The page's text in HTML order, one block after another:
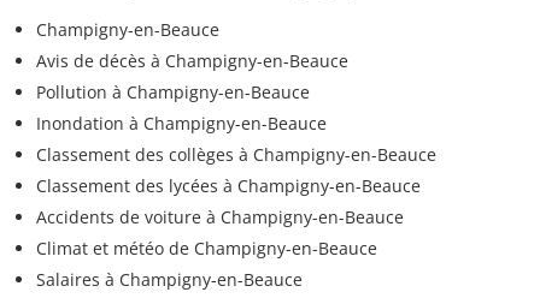
Champigny-en-Beauce
Avis de décès à Champigny-en-Beauce
Pollution à Champigny-en-Beauce
Inondation à Champigny-en-Beauce
Classement des collèges à Champigny-en-Beauce
Classement des lycées à Champigny-en-Beauce
Accidents de voiture à Champigny-en-Beauce
Climat et météo de Champigny-en-Beauce
Salaires à Champigny-en-Beauce